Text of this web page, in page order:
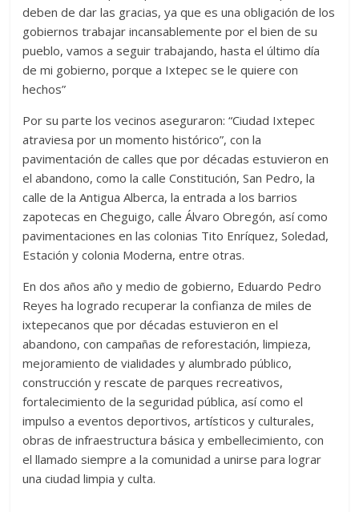
deben de dar las gracias, ya que es una obligación de los
gobiernos trabajar incansablemente por el bien de su
pueblo, vamos a seguir trabajando, hasta el último día
de mi gobierno, porque a Ixtepec se le quiere con
hechos”
Por su parte los vecinos aseguraron: “Ciudad Ixtepec
atraviesa por un momento histórico”, con la
pavimentación de calles que por décadas estuvieron en
el abandono, como la calle Constitución, San Pedro, la
calle de la Antigua Alberca, la entrada a los barrios
zapotecas en Cheguigo, calle Álvaro Obregón, así como
pavimentaciones en las colonias Tito Enríquez, Soledad,
Estación y colonia Moderna, entre otras.
En dos años año y medio de gobierno, Eduardo Pedro
Reyes ha logrado recuperar la confianza de miles de
ixtepecanos que por décadas estuvieron en el
abandono, con campañas de reforestación, limpieza,
mejoramiento de vialidades y alumbrado público,
construcción y rescate de parques recreativos,
fortalecimiento de la seguridad pública, así como el
impulso a eventos deportivos, artísticos y culturales,
obras de infraestructura básica y embellecimiento, con
el llamado siempre a la comunidad a unirse para lograr
una ciudad limpia y culta.